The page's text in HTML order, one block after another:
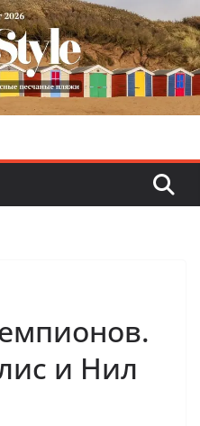
и Нил